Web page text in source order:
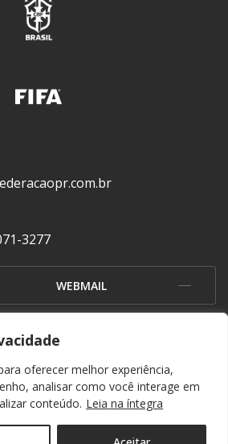
oferecer melhor experiência,
analisar como você interage em
conteúdo. Leia na íntegra
3277
WEBMAIL
OUVIDORIA
de Futebol. Todos os direitos reservados. By